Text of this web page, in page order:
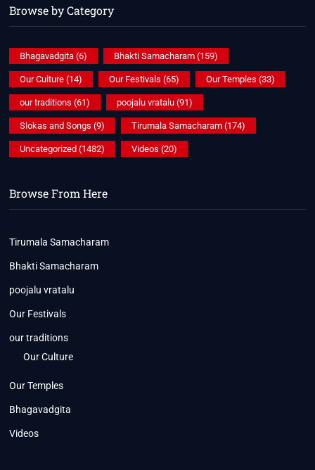
Browse by Category
Bhagavadgita (6) Bhakti Samacharam (159)
Our Culture (14) Our Festivals (65) Our Temples (33)
our traditions (61) poojalu vratalu (91)
Slokas and Songs (9) Tirumala Samacharam (174)
Uncategorized (1482) Videos (20)
Browse From Here
Tirumala Samacharam
Bhakti Samacharam
poojalu vratalu
Our Festivals
our traditions
Our Culture
Our Temples
Bhagavadgita
Videos